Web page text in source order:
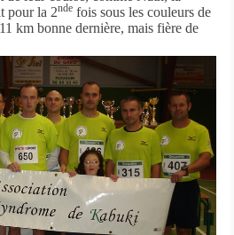
pour la 2ndefois sous les couleurs de
km bonne dernière, mais fière de